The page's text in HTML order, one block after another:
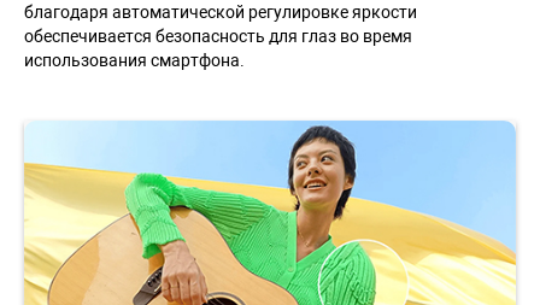
благодаря автоматической регулировке яркости
обеспечивается безопасность для глаз во время
использования смартфона.